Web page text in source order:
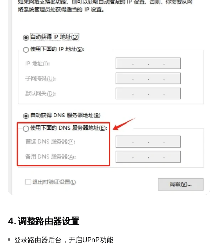
4. 调整路由器设置
登录路由器后台，开启UPnP功能